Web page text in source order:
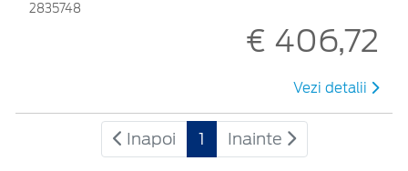
2835748
€ 406,72
Vezi detalii
Inapoi 1 Inainte